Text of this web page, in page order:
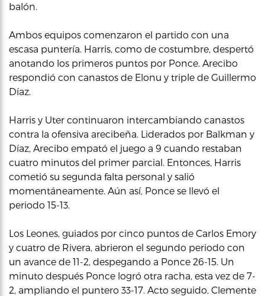
balón.
Ambos equipos comenzaron el partido con una
escasa puntería. Harris, como de costumbre, despertó
anotando los primeros puntos por Ponce. Arecibo
respondió con canastos de Elonu y triple de Guillermo
Díaz.
Harris y Uter continuaron intercambiando canastos
contra la ofensiva arecibeña. Liderados por Balkman y
Díaz, Arecibo empató el juego a 9 cuando restaban
cuatro minutos del primer parcial. Entonces, Harris
cometió su segunda falta personal y salió
momentáneamente. Aún así, Ponce se llevó el
periodo 15-13.
Los Leones, guiados por cinco puntos de Carlos Emory
y cuatro de Rivera, abrieron el segundo periodo con
un avance de 11-2, despegando a Ponce 26-15. Un
minuto después Ponce logró otra racha, esta vez de 7-
2, ampliando el puntero 33-17. Acto seguido, Clemente